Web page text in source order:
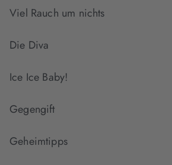
Viel Rauch um nichts
Die Diva
Ice Ice Baby!
Gegengift
Geheimtipps